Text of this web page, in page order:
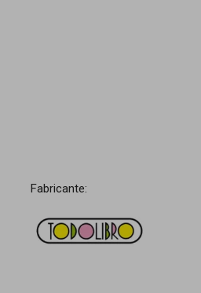
Fabricante: